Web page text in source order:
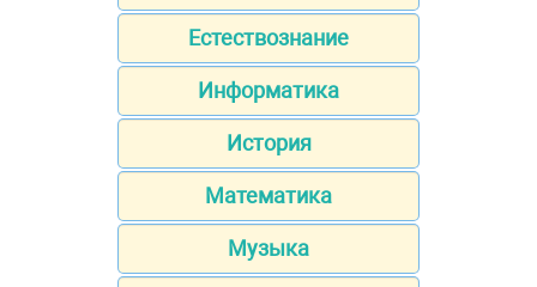
Естествознание
Информатика
История
Математика
Музыка